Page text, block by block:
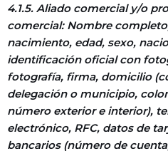
4.1.5. Aliado comercial y/o
comercial: Nombre
nacimiento, edad, sexo,
identificación oficial con
fotografía, firma, domicilio
delegación o municipio,
número exterior e interior),
electrónico, RFC, datos de
bancarios (número de